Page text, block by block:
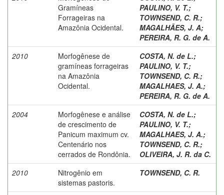
Gramíneas
Forrageiras na
Amazônia Ocidental.
PAULINO, V. T.;
TOWNSEND, C. R.;
MAGALHÃES, J. A;
PEREIRA, R. G. de A.
2010
Morfogênese de
gramíneas forrageiras
na Amazônia
Ocidental.
COSTA, N. de L.;
PAULINO, V. T.;
TOWNSEND, C. R.;
MAGALHAES, J. A.;
PEREIRA, R. G. de A.
2004
Morfogênese e análise
de crescimento de
Panicum maximum cv.
Centenário nos
cerrados de Rondônia.
COSTA, N. de L.;
PAULINO, V. T.;
MAGALHAES, J. A.;
TOWNSEND, C. R.;
OLIVEIRA, J. R. da C.
2010
Nitrogênio em
sistemas pastoris.
TOWNSEND, C. R.